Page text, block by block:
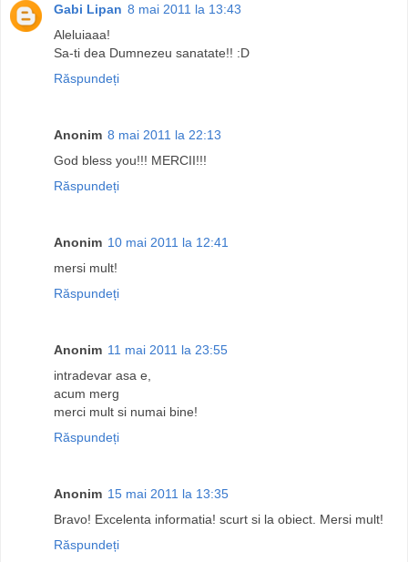
Gabi Lipan 8 mai 2011 la 13:43
Aleluiaaa!
Sa-ti dea Dumnezeu sanatate!! :D
Răspundeți
Anonim 8 mai 2011 la 22:13
God bless you!!! MERCII!!!
Răspundeți
Anonim 10 mai 2011 la 12:41
mersi mult!
Răspundeți
Anonim 11 mai 2011 la 23:55
intradevar asa e,
acum merg
merci mult si numai bine!
Răspundeți
Anonim 15 mai 2011 la 13:35
Bravo! Excelenta informatia! scurt si la obiect. Mersi mult!
Răspundeți